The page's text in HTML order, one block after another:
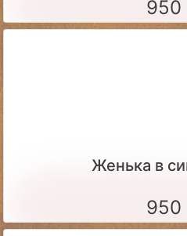
950
Женька в
950